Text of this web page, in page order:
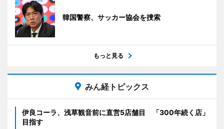
韓国警察、サッカー協会を捜索
もっと見る
みん経トピックス
伊良コーラ、浅草観音前に直営5店舗目 「300年続く店」
目指す